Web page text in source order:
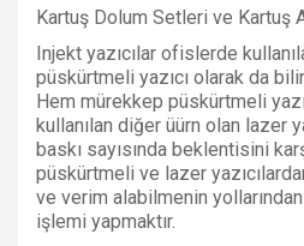
Kartuş Dolum Setleri ve Kartuş
Injekt yazıcılar ofislerde
püskürtmeli yazıcı olarak da
Hem mürekkep püskürtmeli
kullanılan diğer üürn olan lazer
baskı sayısında beklentisini
püskürtmeli ve lazer
ve verim alabilmenin
işlemi yapmaktır.